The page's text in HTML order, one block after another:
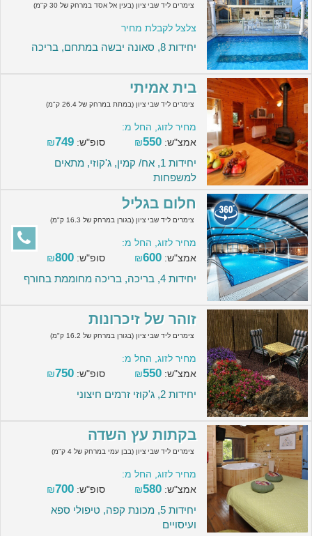
צימרים ליד שבי ציון (בעין אל אסד במרחק של 30 ק"מ)
צלצל לקבלת מחיר
יחידות 8, סאונה יבשה במתחם, בריכה
בית אמיתי
צימרים ליד שבי ציון (במתת במרחק של 26.4 ק"מ)
מחיר לזוג, החל מ:
אמצ"ש:
₪550 סופ"ש: ₪749
יחידות 1, אח/ קמין, ג'קוזי, מתאים
למשפחות
חלום בגליל
צימרים ליד שבי ציון (בגורן במרחק של 16.3 ק"מ)
מחיר לזוג, החל מ:
אמצ"ש:
₪600 סופ"ש: ₪800
יחידות 4, בריכה, בריכה מחוממת בחורף
זוהר של זיכרונות
צימרים ליד שבי ציון (בגורן במרחק של 16.2 ק"מ)
מחיר לזוג, החל מ:
אמצ"ש:
₪550 סופ"ש: ₪750
יחידות 2, ג'קוזי זרמים חיצוני
בקתות עץ השדה
צימרים ליד שבי ציון (בבן עמי במרחק של 4 ק"מ)
מחיר לזוג, החל מ:
אמצ"ש:
₪580 סופ"ש: ₪700
יחידות 5, מכונת קפה, טיפולי ספא
ועיסויים